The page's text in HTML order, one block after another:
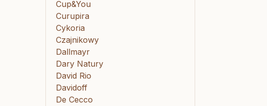
Cup&You
Curupira
Cykoria
Czajnikowy
Dallmayr
Dary Natury
David Rio
Davidoff
De Cecco